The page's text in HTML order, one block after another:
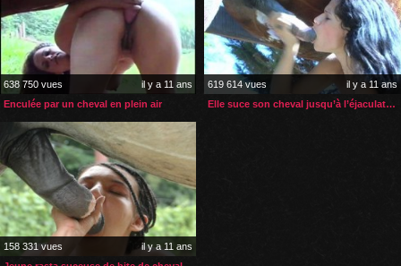
638 750 vues
il y a 11 ans
Enculée par un cheval en plein air
619 614 vues
il y a 11 ans
Elle suce son cheval jusqu’à l’éjaculation faciale
158 331 vues
il y a 11 ans